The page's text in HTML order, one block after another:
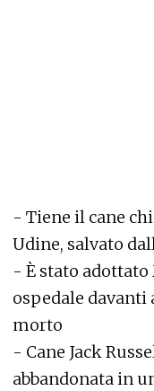
- Tiene il cane
Udine, salvato
- È stato
ospedale
morto
- Cane Jack
abbandonata in